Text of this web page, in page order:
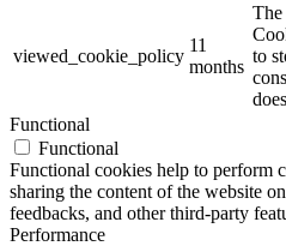
viewed_cookie_policy
11
months
The
to
Functional
Functional
Functional cookies help to perform
sharing the content of the website
feedbacks, and other third-party
Performance